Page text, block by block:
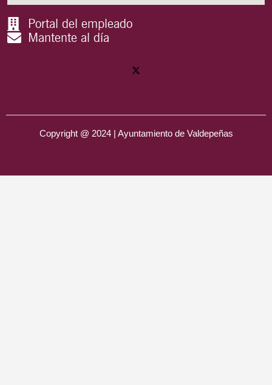
Portal del empleado
Mantente al día
Copyright @ 2024 | Ayuntamiento de Valdepeñas